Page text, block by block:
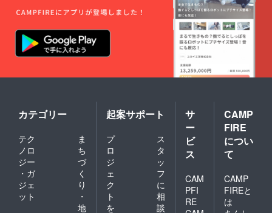
カテゴリー
テク
ノロ
ジー
・ガ
ジェ
ット
ま
ち
づ
く
り
・
地
起案サポート
プ
ロ
ジ
ェ
ク
ト
を
ス
タ
ッ
フ
に
相
談
サ
ー
ビ
ス
CAM
PFI
RE
CAMP
FIRE
につい
て
CAMP
FIREと
は